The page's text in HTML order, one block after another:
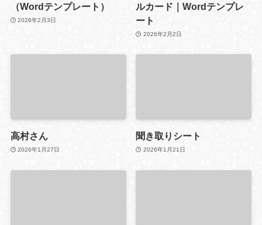
（Wordテンプレート）
2026年2月3日
ルカード｜Wordテンプレ
ート
2026年2月2日
高村さん
2026年1月27日
聞き取りシート
2026年1月21日